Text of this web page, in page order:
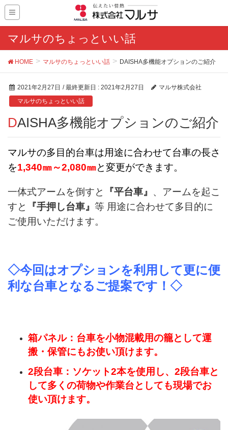
マルサのちょっといい話
HOME マルサのちょっといい話 DAISHA多機能オプションのご紹介
2021年2月27日 / 最終更新日 : 2021年2月27日
マルサ株式会社
マルサのちょっといい話
DAISHA多機能オプションのご紹介
マルサの多目的台車は用途に合わせて台車の長さ
を1,340㎜～2,080㎜と変更ができます。
一体式アームを倒すと 『平台車』 、アームを起こ
すと
『手押し台車』 等 用途に合わせて多目的に
ご使用いただけます。
◇今回はオプションを利用して更に便
利な台車となるご提案です！◇
箱パネル：台車を小物混載用の籠として運
搬・保管にもお使い頂けます。
2段台車：ソケット2本を使用し、2段台車と
して多くの荷物や作業台としても現場でお
使い頂けます。